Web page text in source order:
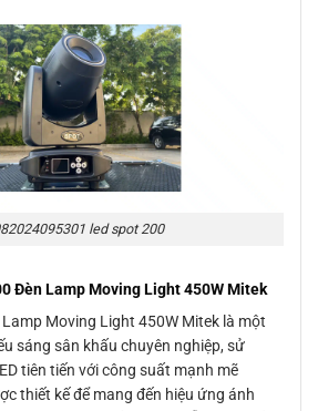
led spot 200
Đèn Lamp Moving Light 450W Mitek
Lamp Moving Light 450W Mitek là một
sáng sân khấu chuyên nghiệp, sử
tiên tiến với công suất mạnh mẽ
thiết kế để mang đến hiệu ứng ánh